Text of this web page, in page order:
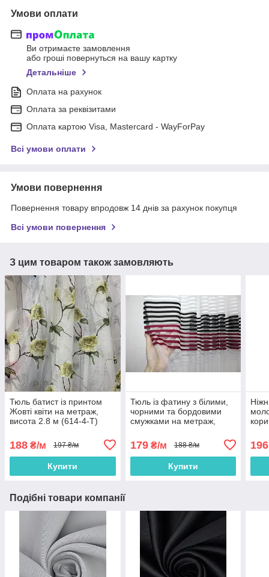
Умови оплати
Ви отримаєте замовлення
або гроші повернуться на вашу картку
Детальніше
Оплата на рахунок
Оплата за реквізитами
Оплата картою Visa, Mastercard - WayForPay
Всі умови оплати
Умови повернення
Повернення товару впродовж 14 днів за рахунок покупця
Всі умови повернення
З цим товаром також замовляють
Тюль батист із принтом
Жовті квіти на метраж,
висота 2.8 м (614-4-T)
188 ₴/м 197 ₴/м
Купити
Тюль із фатину з білими,
чорними та бордовими
смужками на метраж,
BORDO)
179₴/м 188 ₴/м
Купити
196
Подібні товари компанії